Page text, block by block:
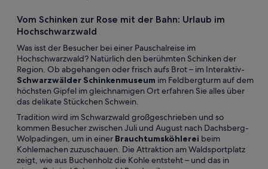
Vom Schinken zur Rose mit der Bahn: Urlaub im
Hochschwarzwald
Was isst der Besucher bei einer Pauschalreise im
Hochschwarzwald? Natürlich den berühmten Schinken der
Region. Ob abgehangen oder frisch aufs Brot – im Interaktiv-
Schwarzwälder Schinkenmuseum im Feldbergturm auf dem
höchsten Gipfel im gleichnamigen Ort erfahren Sie alles über
das delikate Stückchen Schwein.
Tradition wird im Schwarzwald großgeschrieben und so
kommen Besucher zwischen Juli und August nach Dachsberg-
Wolpadingen, um in einer Brauchtumsköhlerei beim
Kohlemachen zuzuschauen. Die Attraktion am Waldsportplatz
zeigt, wie aus Buchenholz die Kohle entsteht – und das in